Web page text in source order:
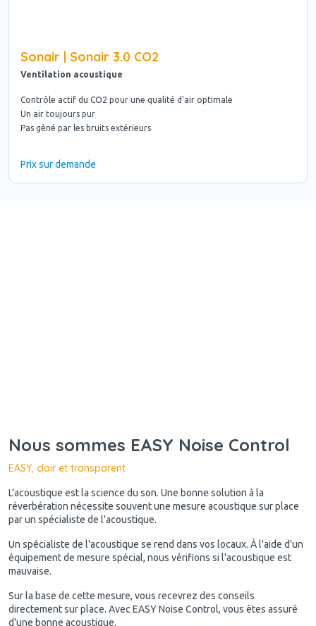
Sonair | Sonair 3.0 CO2
Ventilation acoustique
Contrôle actif du CO2 pour une qualité d'air optimale
Un air toujours pur
Pas gêné par les bruits extérieurs
Prix sur demande
Nous sommes EASY Noise Control
EASY, clair et transparent
L'acoustique est la science du son. Une bonne solution à la
réverbération nécessite souvent une mesure acoustique sur place
par un spécialiste de l'acoustique.
Un spécialiste de l'acoustique se rend dans vos locaux. À l'aide d'un
équipement de mesure spécial, nous vérifions si l'acoustique est
mauvaise.
Sur la base de cette mesure, vous recevrez des conseils
directement sur place. Avec EASY Noise Control, vous êtes assuré
d'une bonne acoustique.